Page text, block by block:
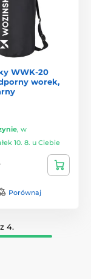
WWK-20
worek,
, w
10. 8. u Ciebie
Porównaj
4.